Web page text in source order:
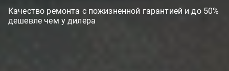
Качество ремонта с пожизненной гарантией и до 50%
дешевле чем у дилера